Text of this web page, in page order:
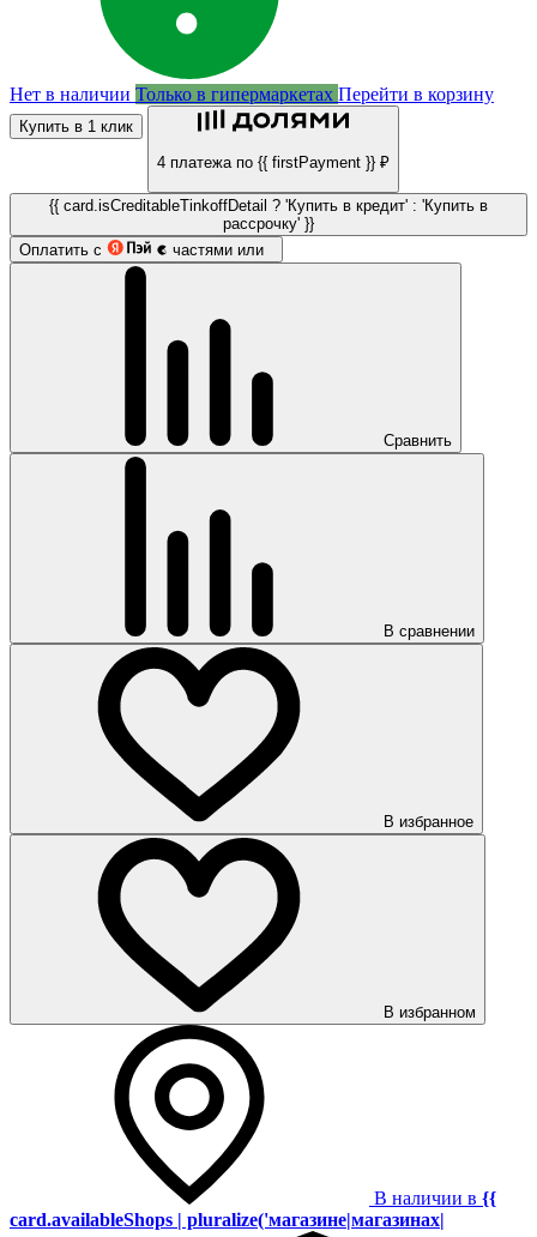
Нет в наличии Только в гипермаркетах Перейти в корзину
Купить в 1 клик
4 платежа по {{ firstPayment }} ₽
{{ card.isCreditableTinkoffDetail ? 'Купить в кредит' : 'Купить в
рассрочку' }}
Оплатить с
частями или
Сравнить
В сравнении
В избранное
В избранном
В наличии в {{
card.availableShops | pluralize('магазине|магазинах|